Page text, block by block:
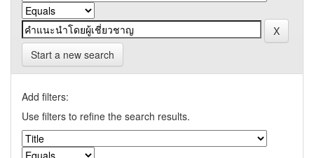
Start a new search
Add filters:
Use filters to refine the search results.